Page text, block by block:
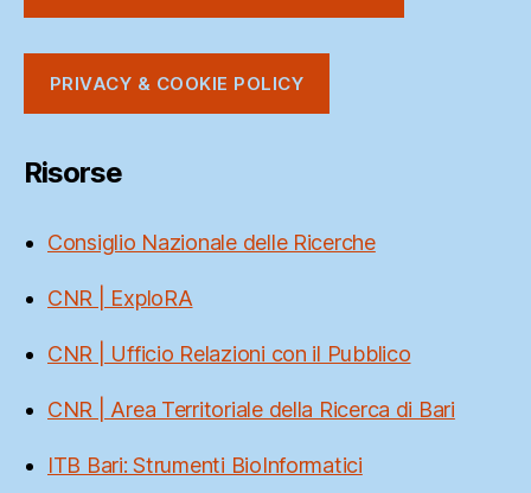
PRIVACY & COOKIE POLICY
Risorse
Consiglio Nazionale delle Ricerche
CNR | ExploRA
CNR | Ufficio Relazioni con il Pubblico
CNR | Area Territoriale della Ricerca di Bari
ITB Bari: Strumenti BioInformatici